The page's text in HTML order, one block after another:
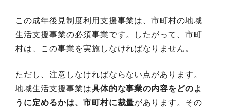
この成年後見制度利用支援事業は、市町村の地域
生活支援事業の必須事業です。したがって、市町
村は、この事業を実施しなければなりません。
ただし、注意しなければならない点があります。
地域生活支援事業は具体的な事業の内容をどのよ
うに定めるかは、市町村に裁量があります。その